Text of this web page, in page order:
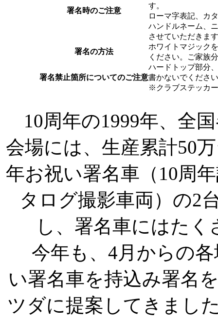
署名時のご注意
す。
ローマ字表記、カ
ハンドルネーム、
させていただきま
署名の方法
ホワイトマジック
ください。ご家族
署名禁止箇所についてのご注意
ハードトップ部分
書かないでくださ
※クラブステッカ
10周年の1999年、全
会場には、生産累計50
年お祝い署名車（10周
タログ撮影車両）の2
し、署名車にはた
今年も、4月からの各
い署名車を持込み署名
ツダに提案してきまし